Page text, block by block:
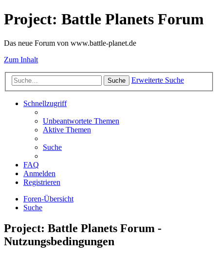
Project: Battle Planets Forum
Das neue Forum von www.battle-planet.de
Zum Inhalt
Suche Erweiterte Suche
Schnellzugriff
Unbeantwortete Themen
Aktive Themen
Suche
FAQ
Anmelden
Registrieren
Foren-Übersicht
Suche
Project: Battle Planets Forum -
Nutzungsbedingungen